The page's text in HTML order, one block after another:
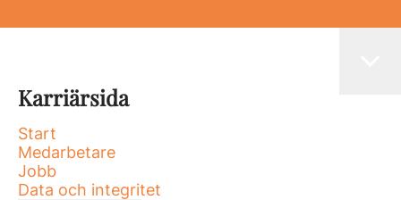
Karriärsida
Start
Medarbetare
Jobb
Data och integritet